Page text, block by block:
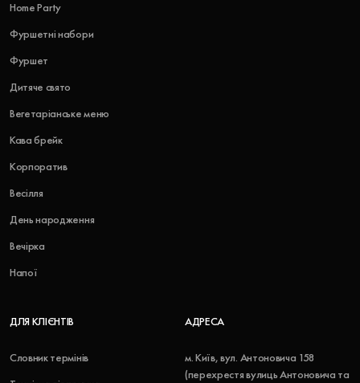
Home Party
Фуршетні набори
Фуршет
Дитяче свято
Вегетаріанське меню
Кава брейк
Корпоратив
Весілля
День народження
Вечірка
Напої
ДЛЯ КЛІЄНТІВ
Словник термінів
АДРЕСА
м. Київ, вул. Антоновича 158
(перехрестя вулиць Антоновича та